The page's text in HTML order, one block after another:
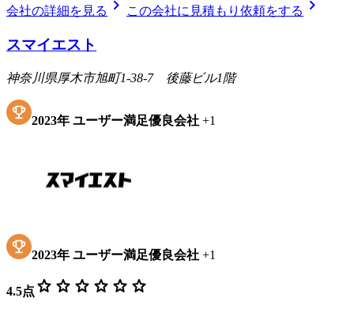
会社の詳細を見る chevron_right この会社に見積もり依頼をする chevron_right
スマイエスト
神奈川県厚木市旭町1-38-7 後藤ビル1階
2023年 ユーザー満足優良会社 +1
2023年 ユーザー満足優良会社 +1
4.5点 star star star star star star